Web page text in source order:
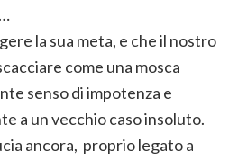
la sua meta, e che il nostro
come una mosca
senso di impotenza e
a un vecchio caso insoluto.
ancora, proprio legato a